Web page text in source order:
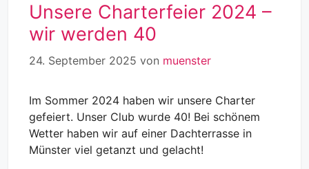
Unsere Charterfeier 2024 –
wir werden 40
24. September 2025 von muenster
Im Sommer 2024 haben wir unsere Charter
gefeiert. Unser Club wurde 40! Bei schönem
Wetter haben wir auf einer Dachterrasse in
Münster viel getanzt und gelacht!